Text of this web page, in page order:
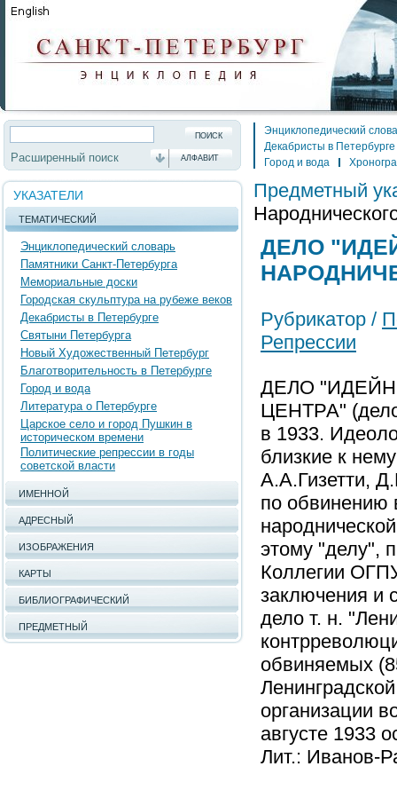
Расширенный поиск АЛФАВИТ
УКАЗАТЕЛИ
ТЕМАТИЧЕСКИЙ
Энциклопедический словарь
Памятники Санкт-Петербурга
Мемориальные доски
Городская скульптура на рубеже веков
Декабристы в Петербурге
Святыни Петербурга
Новый Художественный Петербург
Благотворительность в Петербурге
Город и вода
Литература о Петербурге
Царское село и город Пушкин в
историческом времени
Политические репрессии в годы
советской власти
ИМЕННОЙ
АДРЕСНЫЙ
ИЗОБРАЖЕНИЯ
КАРТЫ
БИБЛИОГРАФИЧЕСКИЙ
ПРЕДМЕТНЫЙ
Энциклопедический
Декабристы в Петербурге
Город и вода
Предметный
ДЕЛО
Рубрикатор /
Репрессии
ДЕЛО
ЦЕНТРА"
в 1933.
близкие к
А.А.Гизетти,
по обвинению
этому "делу",
Коллегии
заключения и
дело т. н.
обвиняемых
организации
августе 1933
Лит.: Иванов-